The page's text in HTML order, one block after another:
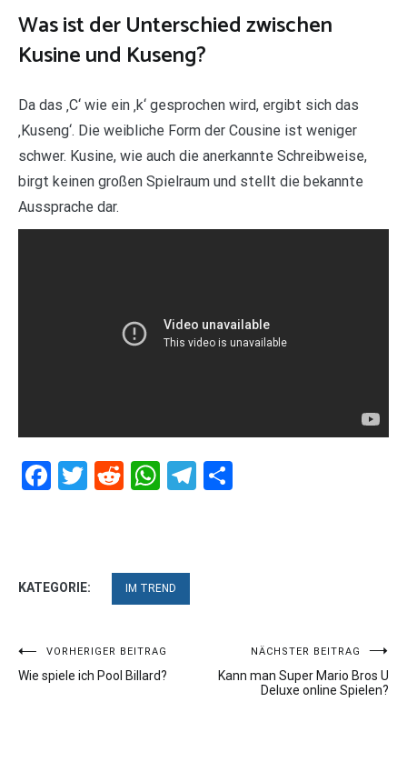
Was ist der Unterschied zwischen
Kusine und Kuseng?
Da das ‚C‘ wie ein ‚k‘ gesprochen wird, ergibt sich das
‚Kuseng‘. Die weibliche Form der Cousine ist weniger
schwer. Kusine, wie auch die anerkannte Schreibweise,
birgt keinen großen Spielraum und stellt die bekannte
Aussprache dar.
Facebook
Twitter
RedditWhatsApp
Telegram
KATEGORIE: IM TREND
Beitragsnavigation
VORHERIGER BEITRAG
Wie spiele ich Pool Billard?
NÄCHSTER BEITRAG
Kann man Super Mario Bros U
Deluxe online Spielen?